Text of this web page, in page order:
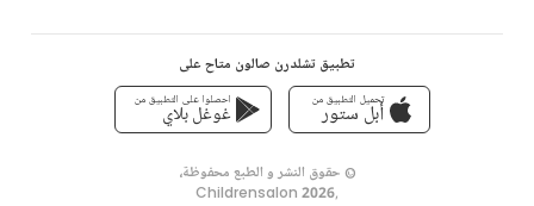
تطبيق تشلدرن صالون متاح على
تحميل التطبيق من
أبل ستور
احصلوا على التطبيق من
غوغل بلاي
© حقوق النشر و الطبع محفوظة،
,
Childrensalon 2026